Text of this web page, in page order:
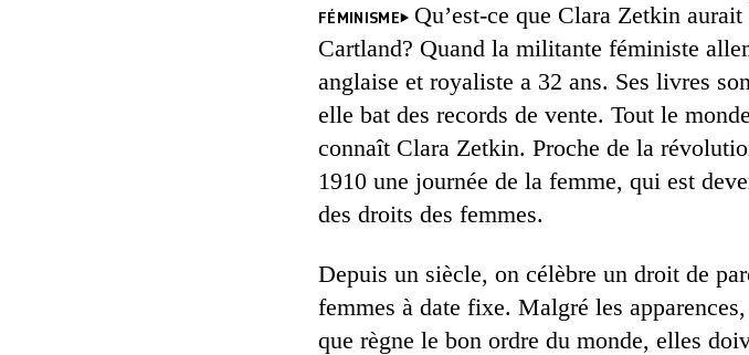
FÉMINISME
Qu’est-ce que Clara Zetkin
Cartland? Quand la militante féministe
anglaise et royaliste a 32 ans. Ses livres
elle bat des records de vente. Tout le
connaît Clara Zetkin. Proche de la
1910 une journée de la femme, qui est
des droits des femmes.
Depuis un siècle, on célèbre un droit de
femmes à date fixe. Malgré les
que règne le bon ordre du monde, elles